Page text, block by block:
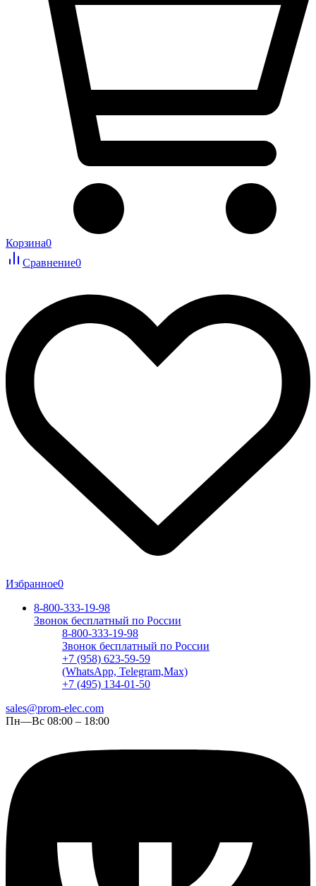
Корзина0
Сравнение0
Избранное0
8-800-333-19-98
Звонок бесплатный по России
8-800-333-19-98
Звонок бесплатный по России
+7 (958) 623-59-59
(WhatsApp, Telegram,Max)
+7 (495) 134-01-50
sales@prom-elec.com
Пн—Вс 08:00 – 18:00